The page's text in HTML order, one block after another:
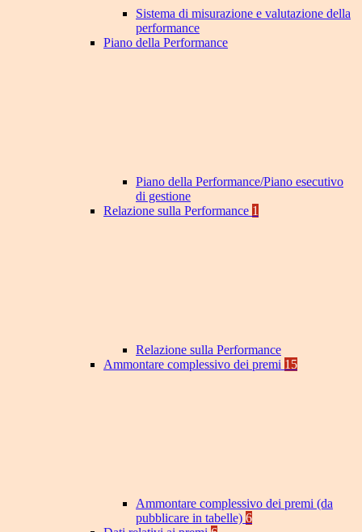
Sistema di misurazione e valutazione della
performance
Piano della Performance
Piano della Performance/Piano esecutivo
di gestione
Relazione sulla Performance 1
Relazione sulla Performance
Ammontare complessivo dei premi 15
Ammontare complessivo dei premi (da
pubblicare in tabelle) 6